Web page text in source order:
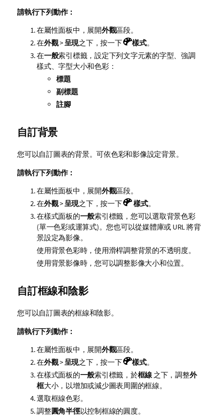
請執行下列動作：
在屬性面板中，展開外觀區段。
在外觀>呈現之下，按一下 樣式。
在一般索引標籤，設定下列文字元素的字型、強調
樣式、字型大小和色彩：
標題
副標題
註腳
自訂背景
您可以自訂圖表的背景。可依色彩和影像設定背景。
請執行下列動作：
在屬性面板中，展開外觀區段。
在外觀>呈現之下，按一下 樣式。
在樣式面板的一般索引標籤，您可以選取背景色彩
(單一色彩或運算式)。您也可以從媒體庫或 URL 將背
景設定為影像。
使用背景色彩時，使用滑桿調整背景的不透明度。
使用背景影像時，您可以調整影像大小和位置。
自訂框線和陰影
您可以自訂圖表的框線和陰影。
請執行下列動作：
在屬性面板中，展開外觀區段。
在外觀>呈現之下，按一下 樣式。
在樣式面板的一般索引標籤，於框線 之下，調整外
框大小，以增加或減少圖表周圍的框線。
選取框線色彩。
調整圓角半徑以控制框線的圓度。